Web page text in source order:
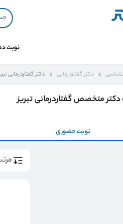
نوبت
دکتر گفتاردرمانی دکتر گفتاردرمانی
متخصص گفتاردرمانی تبریز
نوبت حضوری